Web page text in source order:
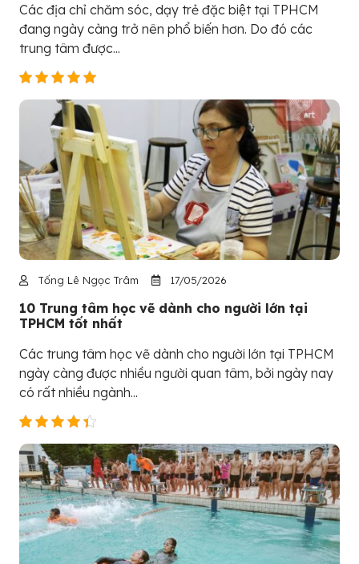
Các địa chỉ chăm sóc, dạy trẻ đặc biệt tại TPHCM
đang ngày càng trở nên phổ biến hơn. Do đó các
trung tâm được...
Tống Lê Ngọc Trâm 17/05/2026
10 Trung tâm học vẽ dành cho người lớn tại
TPHCM tốt nhất
Các trung tâm học vẽ dành cho người lớn tại TPHCM
ngày càng được nhiều người quan tâm, bởi ngày nay
có rất nhiều ngành...